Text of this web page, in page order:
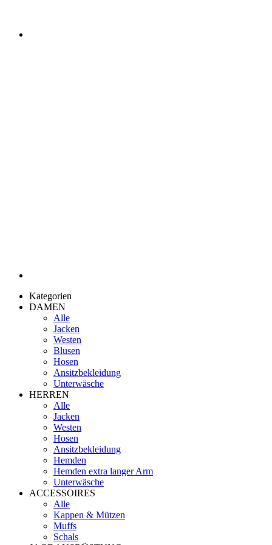
Kategorien
DAMEN
Alle
Jacken
Westen
Blusen
Hosen
Ansitzbekleidung
Unterwäsche
HERREN
Alle
Jacken
Westen
Hosen
Ansitzbekleidung
Hemden
Hemden extra langer Arm
Unterwäsche
ACCESSOIRES
Alle
Kappen & Mützen
Muffs
Schals